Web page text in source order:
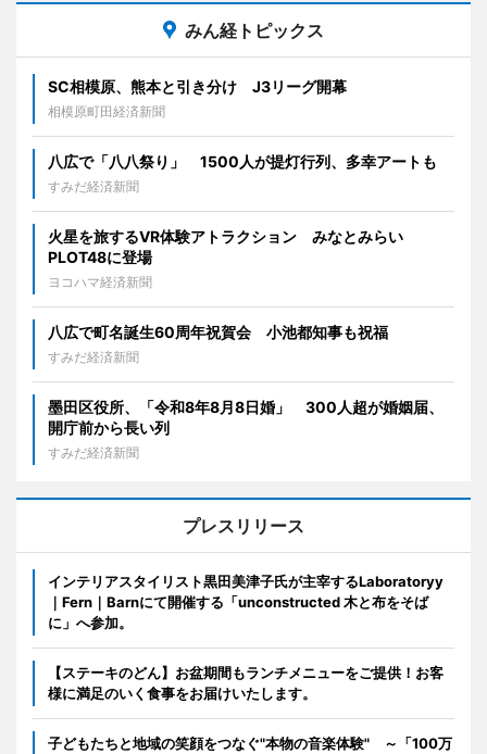
みん経トピックス
SC相模原、熊本と引き分け J3リーグ開幕
相模原町田経済新聞
八広で「八八祭り」 1500人が提灯行列、多幸アートも
すみだ経済新聞
火星を旅するVR体験アトラクション みなとみらい
PLOT48に登場
ヨコハマ経済新聞
八広で町名誕生60周年祝賀会 小池都知事も祝福
すみだ経済新聞
墨田区役所、「令和8年8月8日婚」 300人超が婚姻届、
開庁前から長い列
すみだ経済新聞
プレスリリース
インテリアスタイリスト黒田美津子氏が主宰するLaboratoryy
｜Fern｜Barnにて開催する「unconstructed 木と布をそば
に」へ参加。
【ステーキのどん】お盆期間もランチメニューをご提供！お客
様に満足のいく食事をお届けいたします。
子どもたちと地域の笑顔をつなぐ"本物の音楽体験" ～「100万